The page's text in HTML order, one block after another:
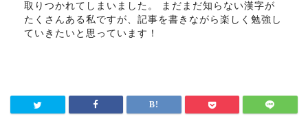
取りつかれてしまいました。 まだまだ知らない漢字が
たくさんある私ですが、記事を書きながら楽しく勉強し
ていきたいと思っています！